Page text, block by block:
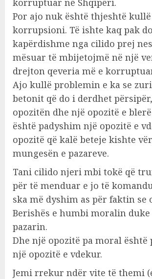
Por ajo nuk është thjeshtë kullë
korrupsioni. Të ishte kaq pak
kapërdishme nga cilido prej
mësuar të mbijetojmë në një
drejton qeveria më e
Ajo kullë problemin e ka se
betonit që do i derdhet
opozitën dhe një opozitë e
është padyshim një opozitë e
opozitë që kalë beteje kishte
mungesën e pazareve.
Tani cilido njeri mbi tokë që
për të menduar e jo të
ska më dyshim as për faktin se
Berishës e humbi moralin
pazarin.
Dhe një opozitë pa moral
një opozitë e vdekur.
Jemi rrekur ndër vite të themi